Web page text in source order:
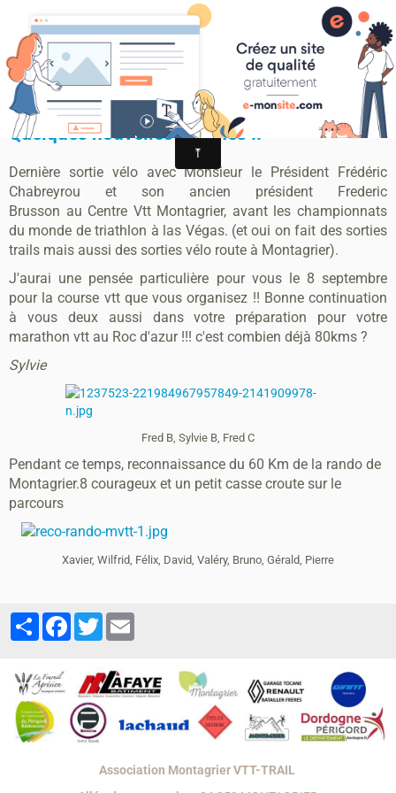
MONTAGRIER VTT-TRAIL
association montagrier sports loisirs
Quelques nouvelles fraîches !!
Quelques nouvelles fraîches !!
Dernière sortie vélo avec Monsieur le Président Frédéric
Chabreyrou et son ancien président Frederic
Brusson au Centre Vtt Montagrier, avant les championnats
du monde de triathlon à las Végas. (et oui on fait des sorties
trails mais aussi des sorties vélo route à Montagrier).
J'aurai une pensée particulière pour vous le 8 septembre
pour la course vtt que vous organisez !! Bonne continuation
à vous deux aussi dans votre préparation pour votre
marathon vtt au Roc d'azur !!! c'est combien déjà 80kms ?
Sylvie
Fred B, Sylvie B, Fred C
Pendant ce temps, reconnaissance du 60 Km de la rando de
Montagrier.8 courageux et un petit casse croute sur le
parcours
Xavier, Wilfrid, Félix, David, Valéry, Bruno, Gérald, Pierre
PartagerFacebook
Twitter
Association Montagrier VTT-TRAIL